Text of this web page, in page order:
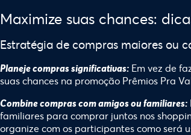
Maximize suas chances:
Estratégia de compras maiores ou
Planeje compras significativas: Em vez de
suas chances na promoção Prêmios Pra
Combine compras com amigos ou familiares:
familiares para comprar juntos nos
organize com os participantes como será